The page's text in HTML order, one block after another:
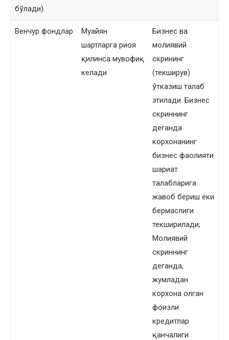
бўлади).
Венчур фондлар
Муайян
шартларга риоя
қилинса мувофиқ
келади
Бизнес ва
молиявий
скрининг
(текширув)
ўтказиш талаб
этилади. Бизнес
скриннинг
деганда
корхонанинг
бизнес фаолияти
шариат
талабларига
жавоб бериш ёки
бермаслиги
текширилади;
Молиявий
скриннинг
деганда,
жумладан
корхона олган
фоизли
кредитлар
қанчалиги